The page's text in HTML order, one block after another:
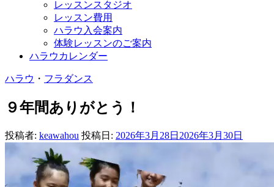
レッスンスタジオ
レッスン費用
ハラウ入会案内
体験レッスンのご案内
ハラウカレンダー
ハラウ ・ フラダンス
９年間ありがとう！
投稿者: keawahou 投稿日: 2026年3月28日 2026年3月30日